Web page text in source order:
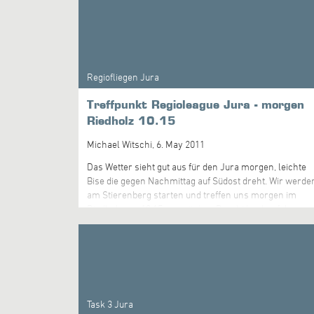
Regiofliegen Jura
Treffpunkt Regioleague Jura - morgen
Riedholz 10.15
Michael Witschi, 6. May 2011
Das Wetter sieht gut aus für den Jura morgen, leichte
Bise die gegen Nachmittag auf Südost dreht. Wir
am Stierenberg starten und treffen uns morgen im
Riedholz um 10.15 um mit dem Poschi hochzufahren.
Macht euch auf einen längeren Task gefasst.....
Task 3 Jura